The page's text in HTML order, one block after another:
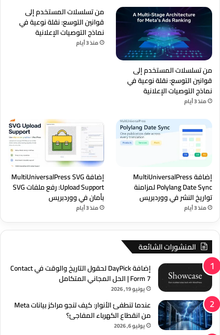
من تسلسلات المستخدم إلى
قوانين التوسع: نقلة نوعية في
نماذج التوصيات الإعلانية
منذ 3 أيام
من تسلسلات المستخدم إلى
قوانين التوسع: نقلة نوعية في
نماذج التوصيات الإعلانية
منذ 3 أيام
إضافة MultiUniversalPress
Polylang Date Sync لمزامنة
تواريخ النشر في ووردبريس
منذ 3 أيام
إضافة MultiUniversalPress SVG
Upload Support: رفع ملفات SVG
بأمان في ووردبريس
منذ 3 أيام
المنشورات الشائعة
إضافة DayPick لحقول التاريخ والوقت في Contact
Form 7 | الحل المجاني المتكامل
يونيو 19, 2026
عندما تنطفئ الأنوار: كيف تنجو مراكز بيانات Meta
من انقطاع الكهرباء المفاجئ؟
يوليو 6, 2026